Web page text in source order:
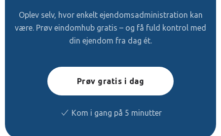
Oplev selv, hvor enkelt ejendomsadministration kan
være. Prøv eindomhub gratis – og få fuld kontrol med
din ejendom fra dag ét.
Prøv gratis i dag
Kom i gang på 5 minutter